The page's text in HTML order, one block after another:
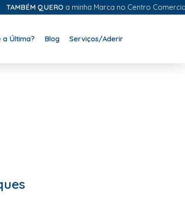
QUEROa minha Marca no Centro Comercial
a Última? Blog Serviços/Aderir